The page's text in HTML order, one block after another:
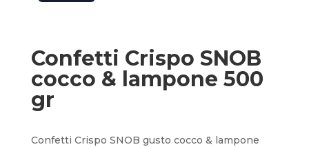
Confetti Crispo SNOB
cocco & lampone 500
gr
Confetti Crispo SNOB gusto cocco & lampone